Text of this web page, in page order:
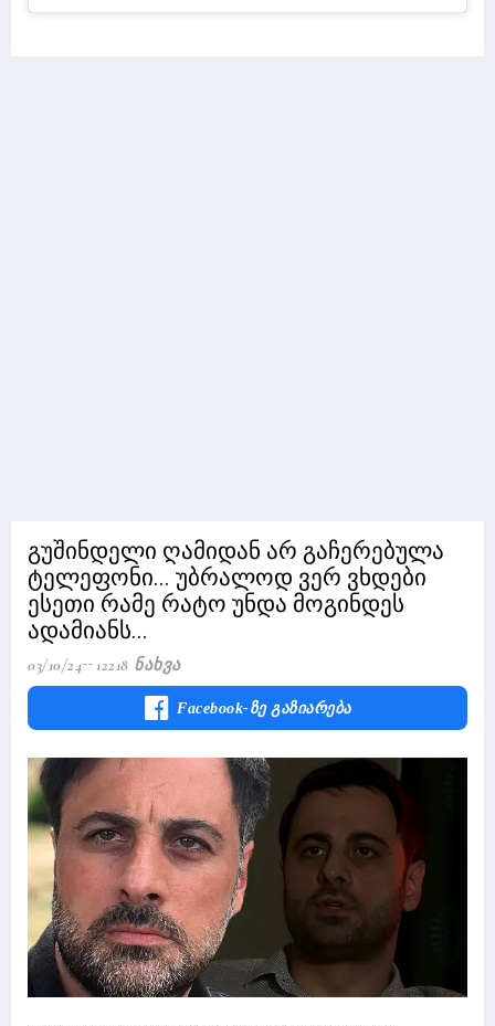
გუშინდელი ღამიდან არ გაჩერებულა
ტელეფონი... უბრალოდ ვერ ვხდები
ესეთი რამე რატო უნდა მოგინდეს
ადამიანს...
03/10/24 12218 Ნახვა
Facebook-Ზე Გაზიარება